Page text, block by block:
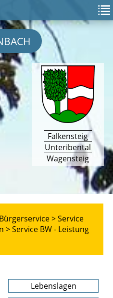
Falkensteig
Unteribental
Wagensteig
Bürgerservice >Service
>Service BW - Leistung
Lebenslagen